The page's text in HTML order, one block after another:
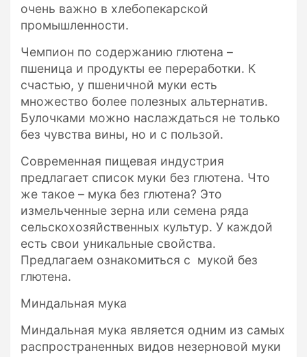
очень важно в хлебопекарской
промышленности.
Чемпион по содержанию глютена –
пшеница и продукты ее переработки. К
счастью, у пшеничной муки есть
множество более полезных альтернатив.
Булочками можно наслаждаться не только
без чувства вины, но и с пользой.
Современная пищевая индустрия
предлагает список муки без глютена. Что
же такое – мука без глютена? Это
измельченные зерна или семена ряда
сельскохозяйственных культур. У каждой
есть свои уникальные свойства.
Предлагаем ознакомиться с мукой без
глютена.
Миндальная мука
Миндальная мука является одним из самых
распространенных видов незерновой муки